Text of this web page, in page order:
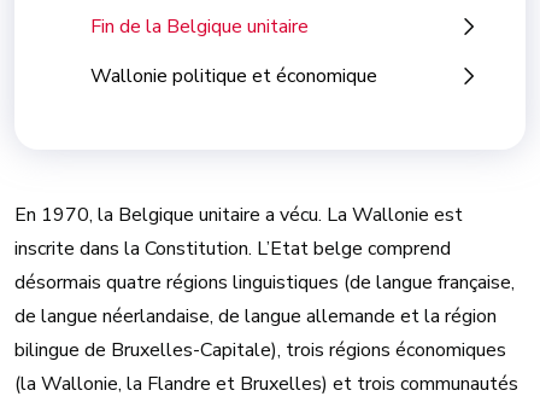
Fin de la Belgique unitaire
Wallonie politique et économique
En 1970, la Belgique unitaire a vécu. La Wallonie est
inscrite dans la Constitution. L’Etat belge comprend
désormais quatre régions linguistiques (de langue française,
de langue néerlandaise, de langue allemande et la région
bilingue de Bruxelles-Capitale), trois régions économiques
(la Wallonie, la Flandre et Bruxelles) et trois communautés